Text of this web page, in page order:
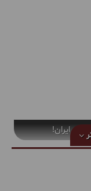
ایران!